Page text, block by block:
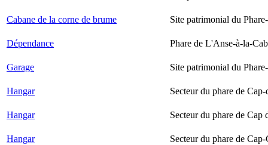
Cabane de la corne de brume Site patrimonial du
Dépendance Phare de L'Anse-à-la-
Garage Site patrimonial du
Hangar Secteur du phare de Cap-
Hangar Secteur du phare de Cap
Hangar Secteur du phare de Cap-